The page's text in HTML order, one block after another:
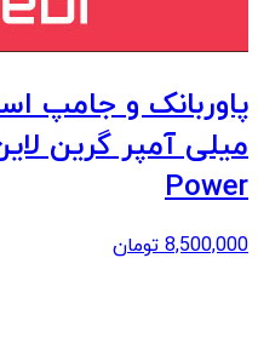
Power
8,500,000 تومان